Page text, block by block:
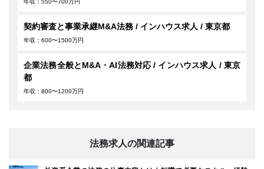
年収：550〜700万円
契約審査と事業承継M&A法務 / インハウス求人 / 東京都
年収：600〜1500万円
企業法務全般とM&A・AI法務対応 / インハウス求人 / 東京
都
年収：800〜1200万円
法務求人の関連記事